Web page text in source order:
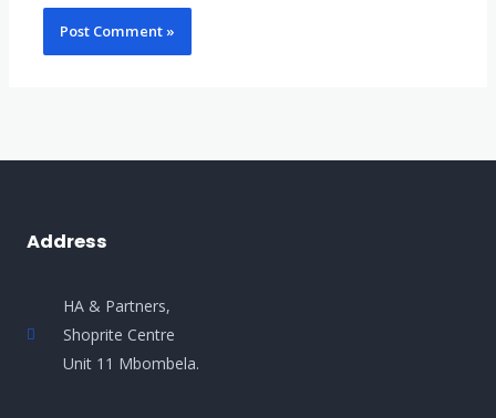
Address
HA & Partners,
Shoprite Centre
Unit 11 Mbombela.